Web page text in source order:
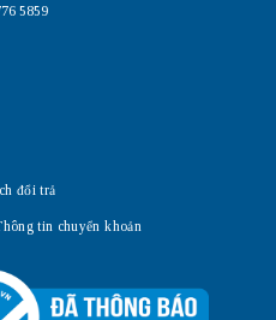
5859
đổi trả
tin chuyển khoản